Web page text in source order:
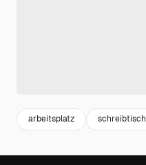
arbeitsplatz schreibtisch